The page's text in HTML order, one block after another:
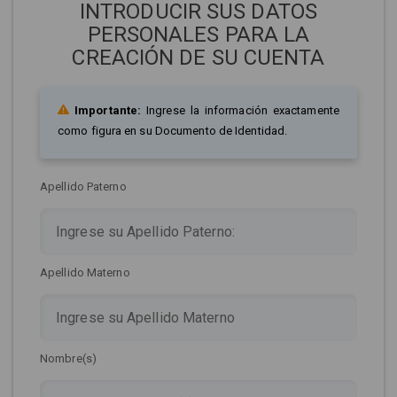
INTRODUCIR SUS DATOS
PERSONALES PARA LA
CREACIÓN DE SU CUENTA
Importante: Ingrese la información exactamente
como figura en su Documento de Identidad.
Apellido Paterno
Apellido Materno
Nombre(s)